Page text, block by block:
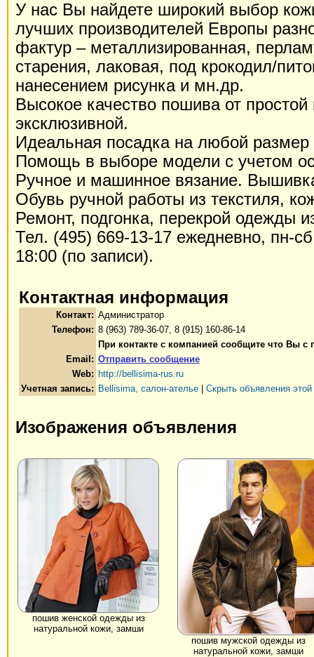
У нас Вы найдете широкий выбор
лучших производителей Европы
фактур – металлизированная,
старения, лаковая, под крокодил/
нанесением рисунка и мн.др.
Высокое качество пошива от
эксклюзивной.
Идеальная посадка на любой размер
Помощь в выборе модели с учетом
Ручное и машинное вязание.
Обувь ручной работы из текстиля,
Ремонт, подгонка, перекрой одежды
Тел. (495) 669-13-17 ежедневно, пн-
18:00 (по записи).
Контактная информация
Контакт: Администратор
Телефон: 8 (963) 789-36-07, 8 (915) 160-86-14
При контакте с компанией сообщите что Вы с
Email: Отправить сообщение
Web: http://bellisima-rus.ru
Учетная запись: Bellisima, салон-ателье Скрыть объявления
Изображения объявления
пошив женской одежды из
натуральной кожи, замши
пошив мужской одежды из
натуральной кожи, замши